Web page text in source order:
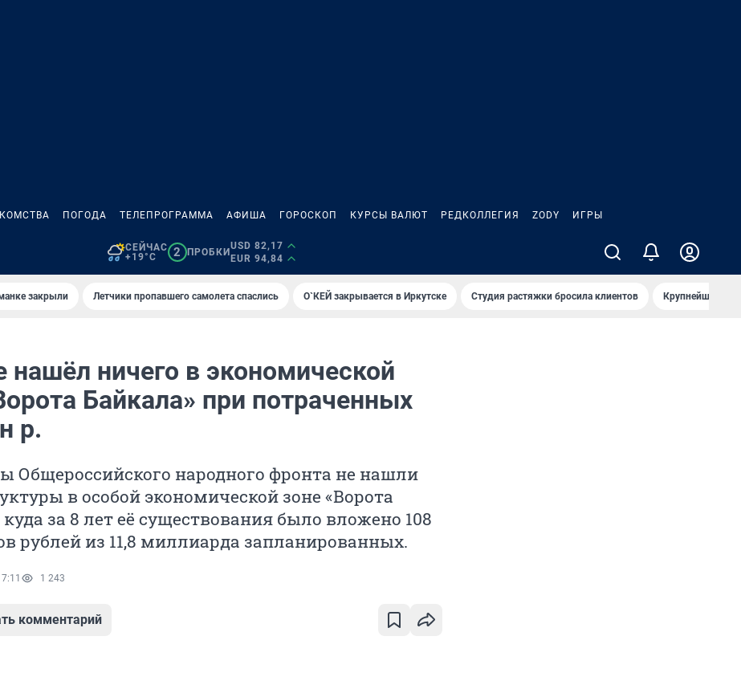
ПОГОДА ТЕЛЕПРОГРАММА АФИША ГОРОСКОП КУРСЫ ВАЛЮТ РЕДКОЛЛЕГИЯ ZODY ИГРЫ
СЕЙЧАС
+19°C
2 ПРОБКИ
USD 82,17
EUR 94,84
закрыли Летчики пропавшего самолета спаслись О`КЕЙ закрывается в Иркутске Студия растяжки бросила клиентов Крупнейшие
ничего в экономической
Байкала» при потраченных
р.
Общероссийского народного фронта не нашли
в особой экономической зоне «Ворота
за 8 лет её существования было вложено 108
рублей из 11,8 миллиарда запланированных.
1 243
комментарий